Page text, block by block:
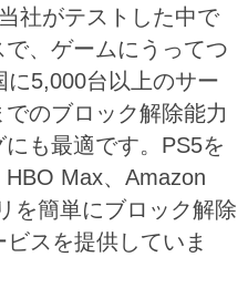
社がテストした中で
、ゲームにうってつ
5,000台以上のサー
のブロック解除能力
も最適です。PS5を
Max、Amazon
を簡単にブロック解除
スを提供していま